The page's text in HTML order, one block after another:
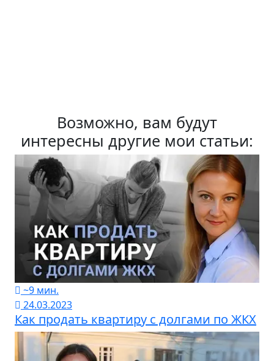
Возможно, вам будут
интересны другие мои статьи:
~9 мин.
24.03.2023
Как продать квартиру с долгами по ЖКХ